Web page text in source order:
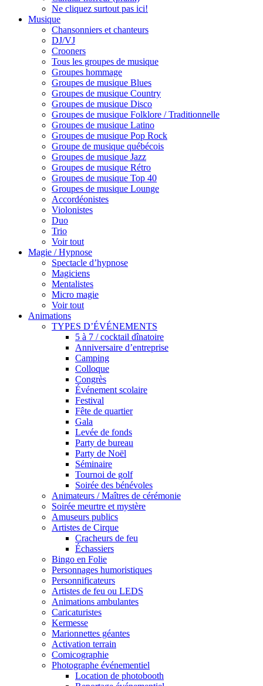
Ne cliquez surtout pas ici!
Musique
Chansonniers et chanteurs
DJ/VJ
Crooners
Tous les groupes de musique
Groupes hommage
Groupes de musique Blues
Groupes de musique Country
Groupes de musique Disco
Groupes de musique Folklore / Traditionnelle
Groupes de musique Latino
Groupes de musique Pop Rock
Groupe de musique québécois
Groupes de musique Jazz
Groupes de musique Rétro
Groupes de musique Top 40
Groupes de musique Lounge
Accordéonistes
Violonistes
Duo
Trio
Voir tout
Magie / Hypnose
Spectacle d’hypnose
Magiciens
Mentalistes
Micro magie
Voir tout
Animations
TYPES D’ÉVÉNEMENTS
5 à 7 / cocktail dînatoire
Anniversaire d’entreprise
Camping
Colloque
Congrès
Événement scolaire
Festival
Fête de quartier
Gala
Levée de fonds
Party de bureau
Party de Noël
Séminaire
Tournoi de golf
Soirée des bénévoles
Animateurs / Maîtres de cérémonie
Soirée meurtre et mystère
Amuseurs publics
Artistes de Cirque
Cracheurs de feu
Échassiers
Bingo en Folie
Personnages humoristiques
Personnificateurs
Artistes de feu ou LEDS
Animations ambulantes
Caricaturistes
Kermesse
Marionnettes géantes
Activation terrain
Comicographie
Photographe événementiel
Location de photobooth